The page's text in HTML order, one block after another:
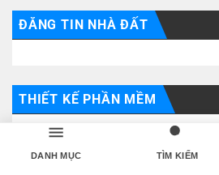
ĐĂNG TIN NHÀ ĐẤT
THIẾT KẾ PHẦN MỀM
DANH MỤC TÌM KIẾM